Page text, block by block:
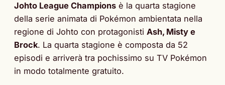
Johto League Champions è la quarta stagione
della serie animata di Pokémon ambientata nella
regione di Johto con protagonisti Ash, Misty e
Brock. La quarta stagione è composta da 52
episodi e arriverà tra pochissimo su TV Pokémon
in modo totalmente gratuito.